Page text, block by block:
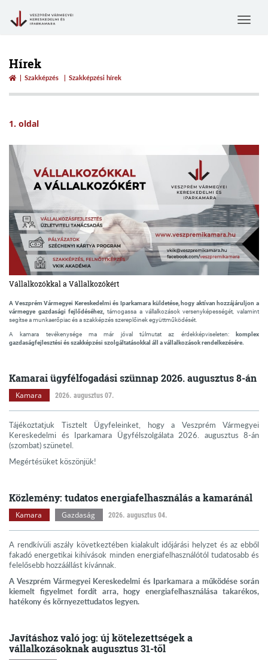
Toggle
Hírek
Szakképzés Szakképzési hírek
1. oldal
Vállalkozókkal a Vállalkozókért
A Veszprém Vármegyei Kereskedelmi és Iparkamara küldetése, hogy aktívan hozzájáruljon a
vármegye gazdasági fejlődéséhez, támogassa a vállalkozások versenyképességét, valamint
segítse a munkaerőpiac és a szakképzés szereplőinek együttműködését.
A kamara tevékenysége ma már jóval túlmutat az érdekképviseleten:
komplex
gazdaságfejlesztési és szakképzési szolgáltatásokkal áll a vállalkozások rendelkezésére.
Kamarai ügyfélfogadási szünnap 2026. augusztus 8-án
Kamara 2026. augusztus 07.
Tájékoztatjuk Tisztelt Ügyfeleinket, hogy a Veszprém Vármegyei
Kereskedelmi és Iparkamara Ügyfélszolgálata 2026. augusztus 8-án
(szombat) szünetel.
Megértésüket köszönjük!
Közlemény: tudatos energiafelhasználás a kamaránál
Kamara Gazdaság 2026. augusztus 04.
A rendkívüli aszály következtében kialakult időjárási helyzet és az ebből
fakadó energetikai kihívások minden energiafelhasználótól tudatosabb és
felelősebb hozzáállást kívánnak.
A Veszprém Vármegyei Kereskedelmi és Iparkamara a működése során
kiemelt figyelmet fordít arra, hogy energiafelhasználása takarékos,
hatékony és környezettudatos legyen.
Javításhoz való jog: új kötelezettségek a
vállalkozásoknak augusztus 31-től